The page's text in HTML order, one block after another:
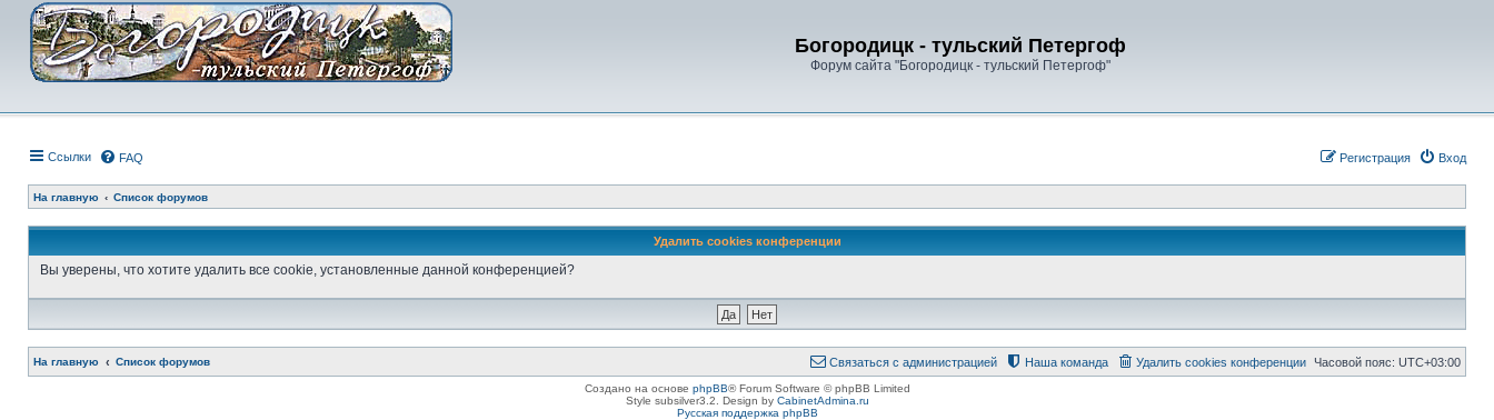
Богородицк - тульский Петергоф
Форум сайта "Богородицк - тульский Петергоф"
Ссылки FAQ Вход
Регистрация
На главную Список форумов
Удалить cookies конференции
Вы уверены, что хотите удалить все cookie, установленные данной конференцией?
На главную Список форумов Часовой пояс: UTC+03:00
Удалить cookies конференции
Наша команда
Связаться с администрацией
Создано на основе phpBB® Forum Software © phpBB Limited
Style subsilver3.2. Design by CabinetAdmina.ru
Русская поддержка phpBB